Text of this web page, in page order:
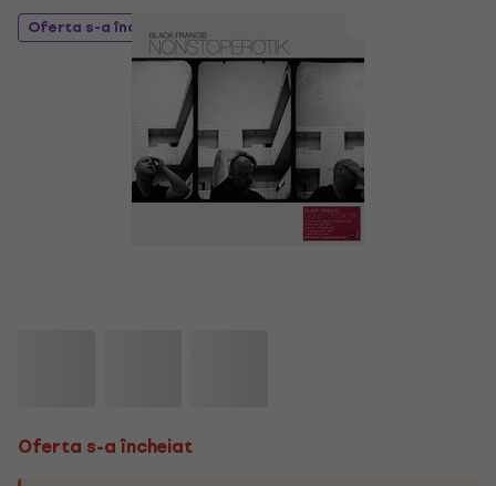
Oferta s-a încheiat
Oferta s-a încheiat